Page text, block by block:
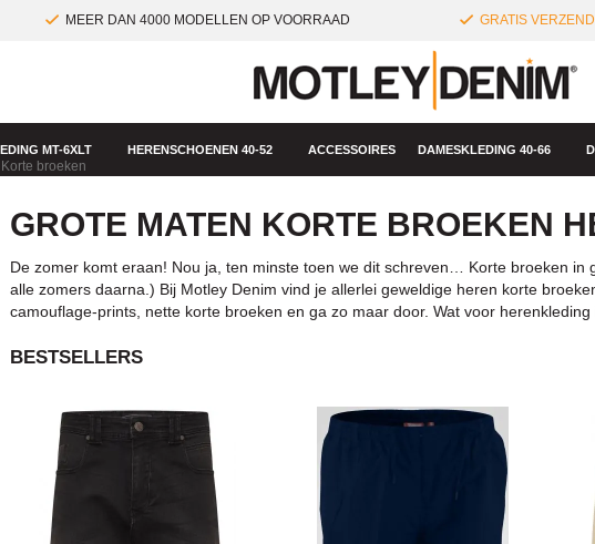
MEER DAN 4000 MODELLEN OP VOORRAAD GRATIS
MT-6XLT HERENSCHOENEN 40-52 ACCESSOIRES DAMESKLEDING 40-66
Korte broeken
GROTE MATEN KORTE BROEKEN
De zomer komt eraan! Nou ja, ten minste toen we dit schreven… Korte broeken
alle zomers daarna.) Bij Motley Denim vind je allerlei geweldige heren korte
camouflage-prints, nette korte broeken en ga zo maar door. Wat voor
BESTSELLERS